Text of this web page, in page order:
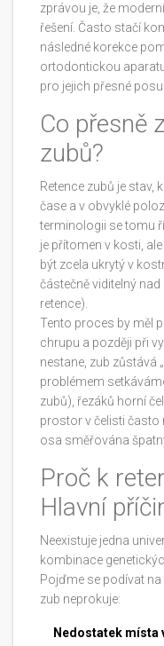
zprávou je, že
řešení. Často stačí
následné korekce
ortodontickou
pro jejich přesné
Co přesně
zubů?
Retence zubů je stav,
čase a v obvyklé
terminologii se tomu
je přítomen v kosti,
být zcela ukrytý v
částečně viditelný
retence).
Tento proces by měl
chrupu a později při
nestane, zub zůstává
problémem
zubů), řezáků horní
prostor v čelisti často
osa směřována
Proč k
Hlavní
Neexistuje jedna
kombinace
Pojďme se podívat
zub neprokuje:
Nedostatek místa